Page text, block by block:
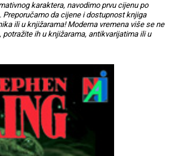
karaktera, navodimo prvu cijenu po
da cijene i dostupnost knjiga
ili u knjižarama! Moderna vremena više se ne
potražite ih u knjižarama, antikvarijatima ili u